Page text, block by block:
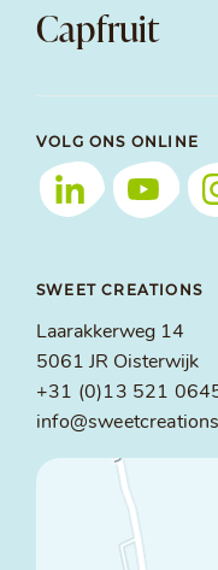
Capfruit
VOLG ONS ONLINE
SWEET CREATIONS
Laarakkerweg 14
5061 JR Oisterwijk
+31 (0)13 521